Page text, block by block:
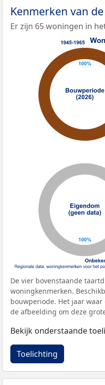
Kenmerken van
Er zijn 65 woningen in
De vier bovenstaande
woningkenmerken.
bouwperiode. Het jaar
de afbeelding om deze
Bekijk onderstaande
Toelichting